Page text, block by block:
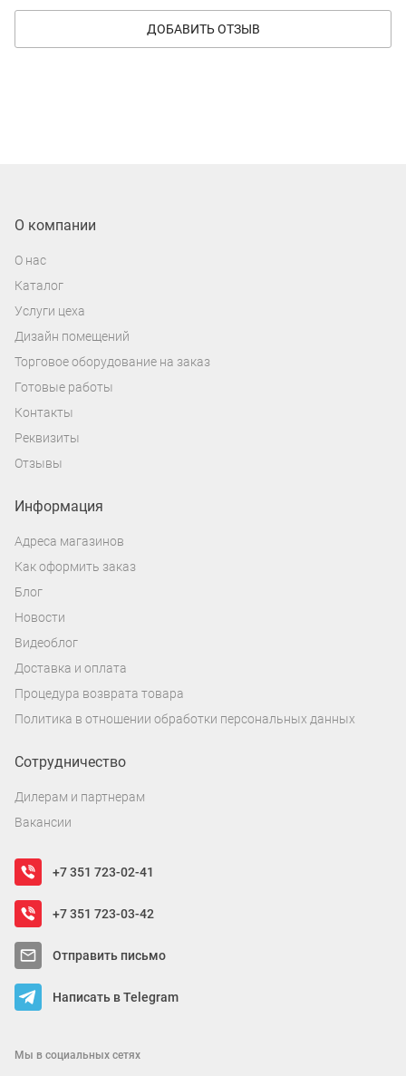
ДОБАВИТЬ ОТЗЫВ
О компании
О нас
Каталог
Услуги цеха
Дизайн помещений
Торговое оборудование на заказ
Готовые работы
Контакты
Реквизиты
Отзывы
Информация
Адреса магазинов
Как оформить заказ
Блог
Новости
Видеоблог
Доставка и оплата
Процедура возврата товара
Политика в отношении обработки персональных данных
Сотрудничество
Дилерам и партнерам
Вакансии
+7 351 723-02-41
+7 351 723-03-42
Отправить письмо
Написать в Telegram
Мы в социальных сетях